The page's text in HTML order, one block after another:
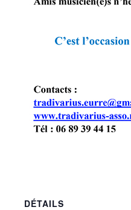
DÉTAILS